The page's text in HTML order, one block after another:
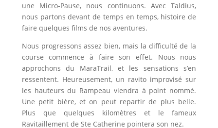
une Micro-Pause, nous continuons. Avec Taldius,
nous partons devant de temps en temps, histoire de
faire quelques films de nos aventures.
Nous progressons assez bien, mais la difficulté de la
course commence à faire son effet. Nous nous
approchons du MaraTrail, et les sensations s’en
ressentent. Heureusement, un ravito improvisé sur
les hauteurs du Rampeau viendra à point nommé.
Une petit bière, et on peut repartir de plus belle.
Plus que quelques kilomètres et le fameux
Ravitaillement de Ste Catherine pointera son nez.